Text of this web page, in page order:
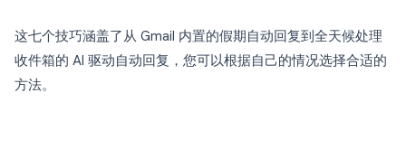
这七个技巧涵盖了从 Gmail 内置的假期自动回复到全天候处理
收件箱的 AI 驱动自动回复，您可以根据自己的情况选择合适的
方法。